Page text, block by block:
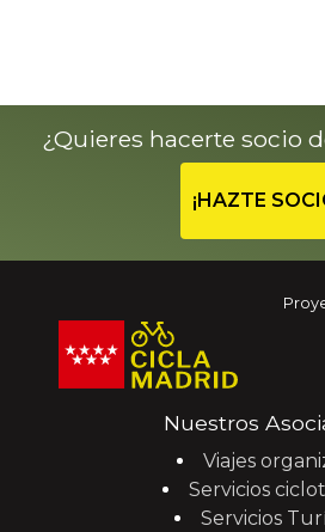
¿Quieres hacerte socio
¡HAZTE
Nuestros
Viajes
Servicios
Servicios